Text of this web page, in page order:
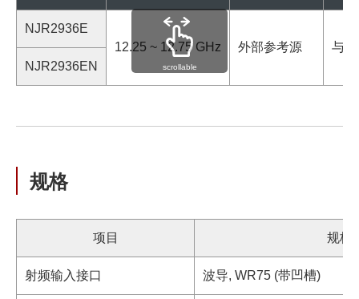
NJR2936E
12.25 ~ 12.75 GHz
外部参考源
与
NJR2936EN
scrollable
规格
项目 规格
射频输入接口 波导, WR75 (带凹槽)